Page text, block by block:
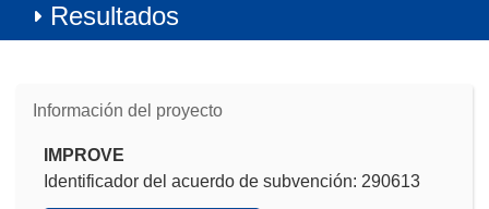
Resultados
Información del proyecto
IMPROVE
Identificador del acuerdo de subvención: 290613